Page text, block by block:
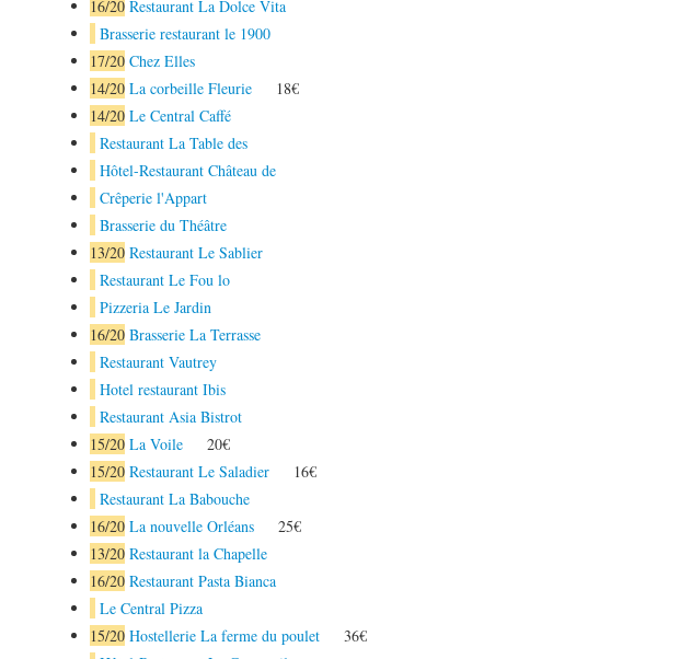
16/20 Restaurant La Dolce Vita
Brasserie restaurant le 1900
17/20 Chez Elles
14/20 La corbeille Fleurie
18€
14/20 Le Central Caffé
Restaurant La Table des
Hôtel-Restaurant Château de
Crêperie l'Appart
Brasserie du Théâtre
13/20 Restaurant Le Sablier
Restaurant Le Fou lo
Pizzeria Le Jardin
16/20 Brasserie La Terrasse
Restaurant Vautrey
Hotel restaurant Ibis
Restaurant Asia Bistrot
15/20 La Voile
20€
15/20 Restaurant Le Saladier
16€
Restaurant La Babouche
16/20 La nouvelle Orléans
25€
13/20 Restaurant la Chapelle
16/20 Restaurant Pasta Bianca
Le Central Pizza
15/20 Hostellerie La ferme du poulet
36€